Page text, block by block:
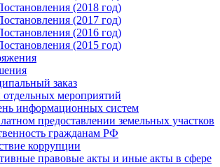
(2018 год)
(2017 год)
(2016 год)
(2015 год)
заказ
мероприятий
информационных систем
предоставлении земельных участков
гражданам РФ
коррупции
правовые акты и иные акты в сфере